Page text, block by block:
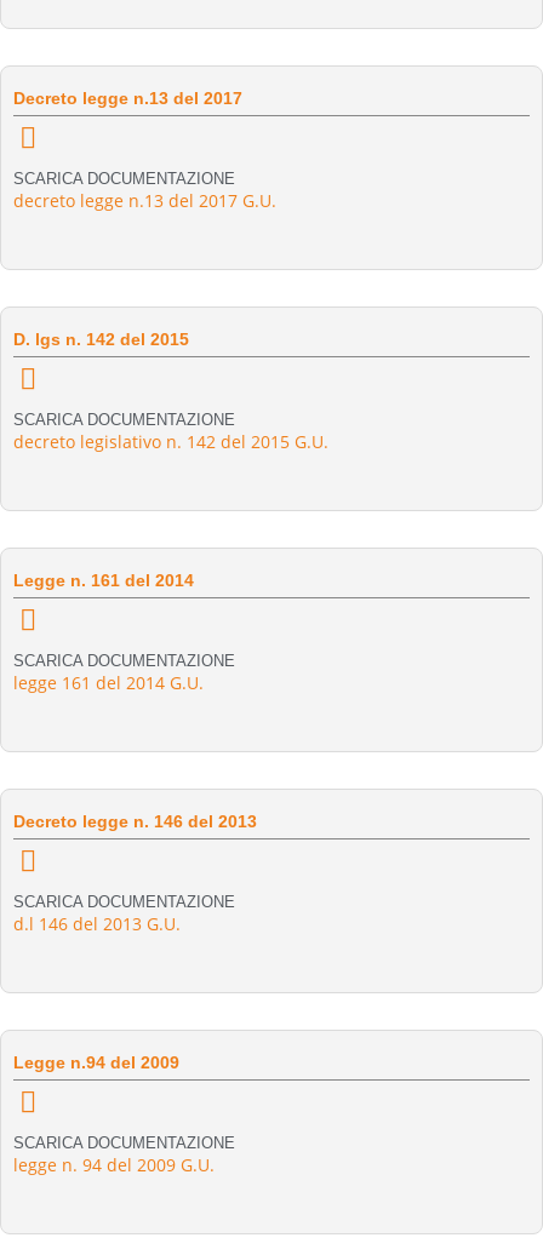
Decreto legge n.13 del 2017
SCARICA DOCUMENTAZIONE
decreto legge n.13 del 2017 G.U.
D. lgs n. 142 del 2015
SCARICA DOCUMENTAZIONE
decreto legislativo n. 142 del 2015 G.U.
Legge n. 161 del 2014
SCARICA DOCUMENTAZIONE
legge 161 del 2014 G.U.
Decreto legge n. 146 del 2013
SCARICA DOCUMENTAZIONE
d.l 146 del 2013 G.U.
Legge n.94 del 2009
SCARICA DOCUMENTAZIONE
legge n. 94 del 2009 G.U.